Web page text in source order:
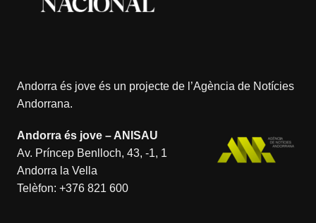
Andorra és jove és un projecte de l’Agència de Notícies
Andorrana.
Andorra és jove – ANISAU
Av. Príncep Benlloch, 43, -1, 1
Andorra la Vella
Telèfon: +376 821 600